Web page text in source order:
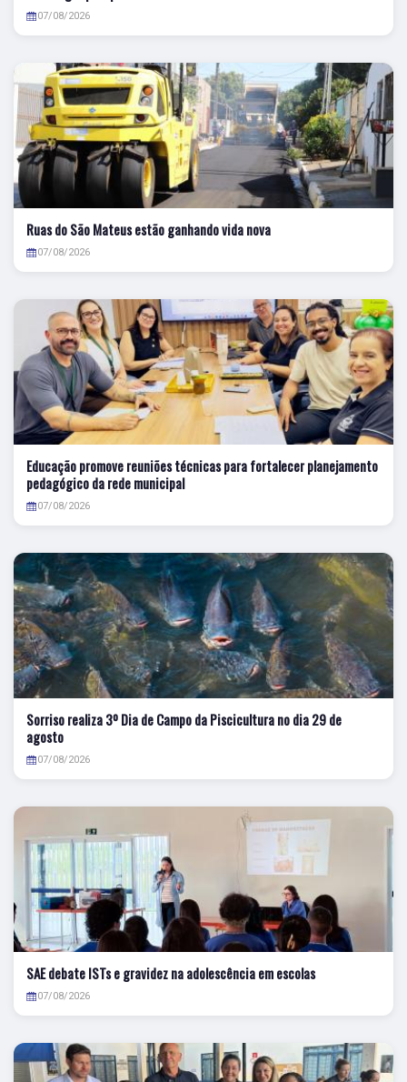
07/08/2026
Ruas do São Mateus estão ganhando vida nova
07/08/2026
Educação promove reuniões técnicas para fortalecer planejamento
pedagógico da rede municipal
07/08/2026
Sorriso realiza 3º Dia de Campo da Piscicultura no dia 29 de
agosto
07/08/2026
SAE debate ISTs e gravidez na adolescência em escolas
07/08/2026